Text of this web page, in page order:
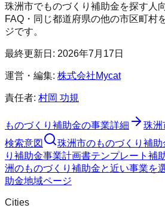
珠洲市でものづくり補助金を探す人
FAQ・同じ都道府県の他の市区町村
ジです。
最終更新日: 2026年7月17日
運営・編集: 株式会社Mycat
責任者: 村岡 功規
ものづくり補助金の事業詳細 珠洲
検索意図
珠洲市のものづくり補助
り補助金事業計画書テンプレート 補
洲のものづくり補助金と近い事業を
助金地域ページ
Cities